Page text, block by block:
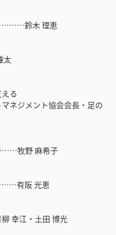
………鈴木 理恵
太
る
ネジメント協会会長・足の
牧野 麻希子
有阪 光恵
幸江・土田 博光